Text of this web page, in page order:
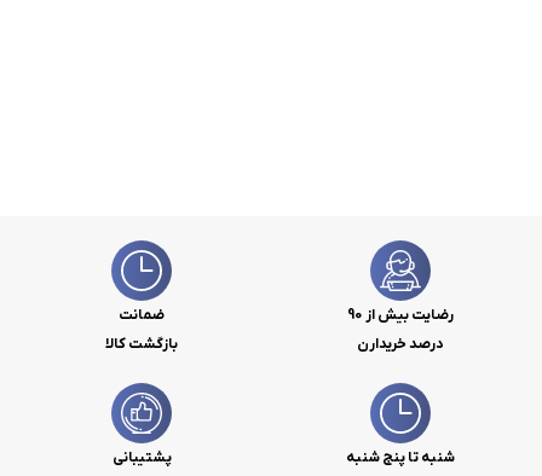
رضایت بیش از 90
درصد خریدارن
ضمانت
بازگشت کالا
شنبه تا پنج شنبه
پشتیبانی